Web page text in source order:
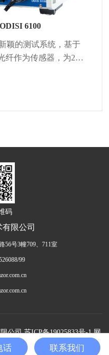
6100
颖的测试系统，基于
纤作为传感器，为21
测试...
码
限公司
56号3幢709、711室
99
限公司苏ICP备19025833号-1 网
：亿洲科技
话 联系我们